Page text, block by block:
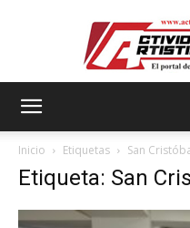
Inicio Etiquetas San
Etiqueta: San